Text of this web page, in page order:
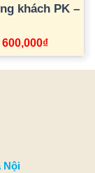
khách PK –
Giá
gốc
là:
680,000₫.
600,000₫Giá
tại
là:
Nội